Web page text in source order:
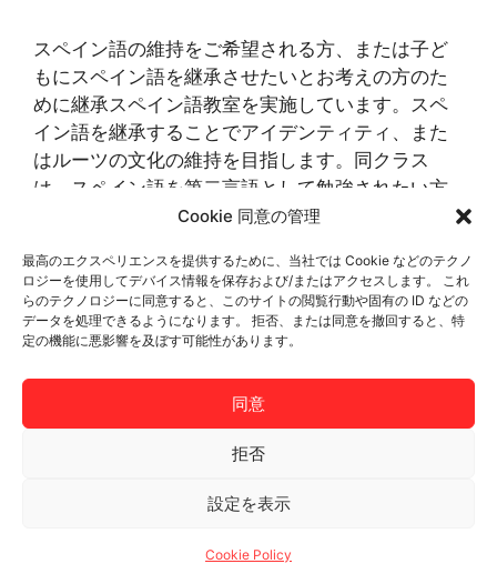
Cookie 同意の管理
最高のエクスペリエンスを提供するために、当社では Cookie などのテクノ
ロジーを使用してデバイス情報を保存および/またはアクセスします。 これ
らのテクノロジーに同意すると、このサイトの閲覧行動や固有の ID などの
データを処理できるようになります。 拒否、または同意を撤回すると、特
定の機能に悪影響を及ぼす可能性があります。
同意
拒否
設定を表示
Cookie Policy
スペイン語の維持をご希望される方、または子ど
もにスペイン語を継承させたいとお考えの方のた
めに継承スペイン語教室を実施しています。スペ
イン語を継承することでアイデンティティ、また
はルーツの文化の維持を目指します。同クラス
は、スペイン語を第二言語として勉強されたい方
もご利用いただけます。
クラスに関する詳細
クラスカレンダー
• Built with